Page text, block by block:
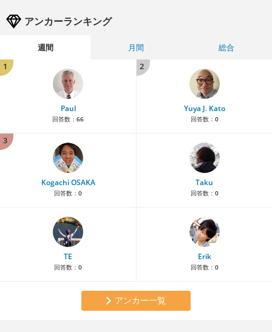
アンカーランキング
週間 月間
総合
1
Paul
回答数： 66
2
Yuya J. Kato
回答数： 0
3
Kogachi OSAKA
回答数： 0
Taku
回答数： 0
TE
回答数： 0
Erik
回答数： 0
アンカー一覧